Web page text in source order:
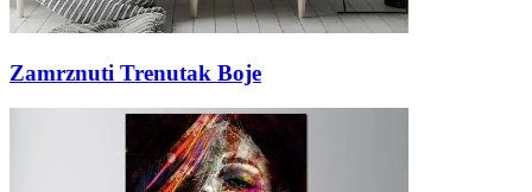
Zamrznuti Trenutak Boje